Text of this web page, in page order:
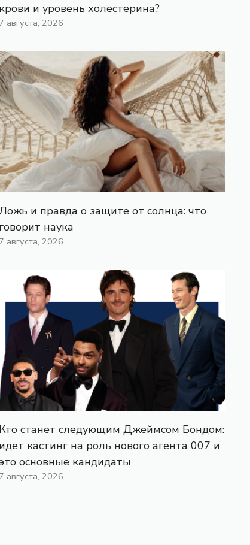
крови и уровень холестерина?
7 августа, 2026
и правда о защите от солнца: что
говорит наука
7 августа, 2026
Кто станет следующим Джеймсом Бондом:
идет кастинг на роль нового агента 007 и
основные кандидаты
7 августа, 2026